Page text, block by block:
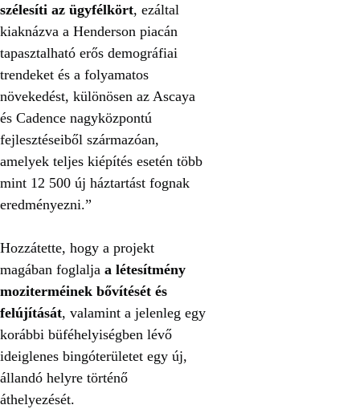
szélesíti az ügyfélkört, ezáltal
kiaknázva a Henderson piacán
tapasztalható erős demográfiai
trendeket és a folyamatos
növekedést, különösen az Ascaya
és Cadence nagyközpontú
fejlesztéseiből származóan,
amelyek teljes kiépítés esetén több
mint 12 500 új háztartást fognak
eredményezni.”
Hozzátette, hogy a projekt
magában foglalja a létesítmény
moziterméinek bővítését és
felújítását, valamint a jelenleg egy
korábbi büféhelyiségben lévő
ideiglenes bingóterületet egy új,
állandó helyre történő
áthelyezését.